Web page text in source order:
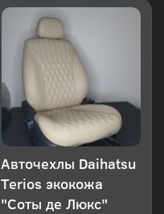
Авточехлы Daihatsu
Terios экокожа
"Соты де Люкс"